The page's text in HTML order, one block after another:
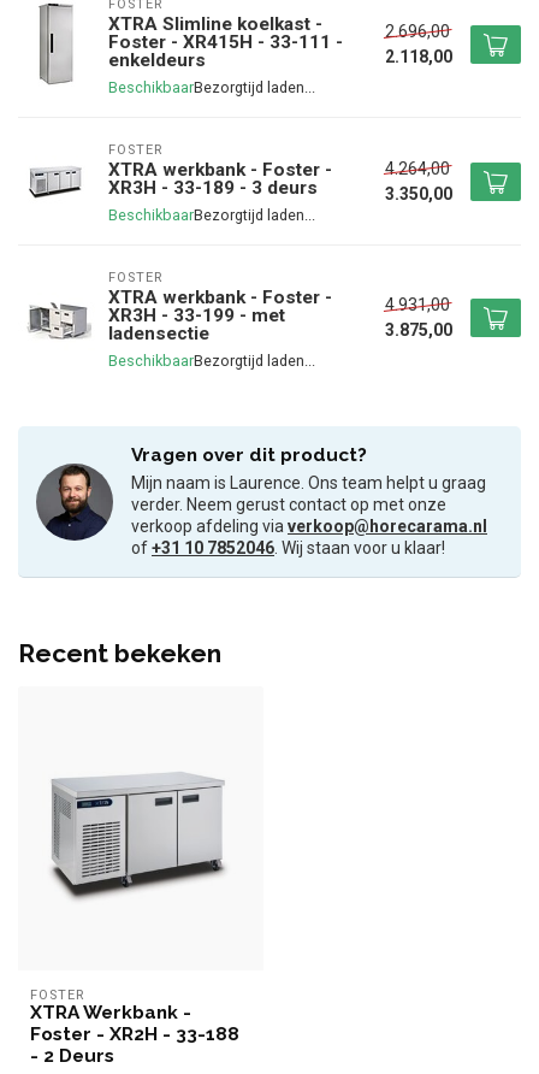
FOSTER
XTRA Slimline koelkast -
Foster - XR415H - 33-111 -
enkeldeurs
Beschikbaar
2.696,00
2.118,00
FOSTER
XTRA werkbank - Foster -
XR3H - 33-189 - 3 deurs
Beschikbaar
4.264,00
3.350,00
FOSTER
XTRA werkbank - Foster -
XR3H - 33-199 - met
ladensectie
Beschikbaar
4.931,00
3.875,00
Vragen over dit product?
Mijn naam is Laurence. Ons team helpt u graag
verder. Neem gerust contact op met onze
verkoop afdeling viaverkoop@horecarama.nl
of+31 10 7852046. Wij staan voor u klaar!
Recent bekeken
FOSTER
XTRA Werkbank -
Foster - XR2H - 33-188
- 2 Deurs